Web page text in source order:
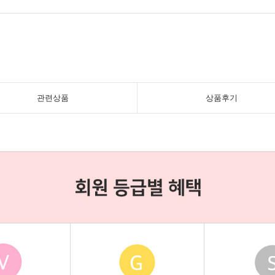
관련상품 상품후기